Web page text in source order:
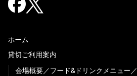
ホーム
貸切ご利用案内
会場概要
フード&ドリンクメニュー